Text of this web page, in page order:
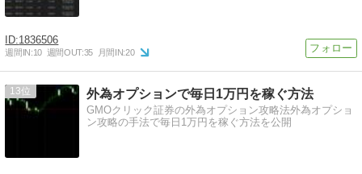
1836506
週間IN:10 週間OUT:35 月間IN:20
13 外為オプションで毎日1万円を稼ぐ方法
GMOクリック証券の外為オプション攻略法外為オプショ
ン攻略の手法で毎日1万円を稼ぐ方法を公開